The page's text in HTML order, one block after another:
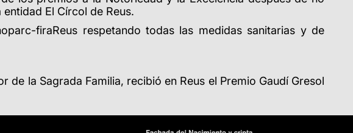
El Círcol de Reus.
firaReus respetando todas las medidas sanitarias y de
la Sagrada Familia, recibió en Reus el Premio Gaudí Gresol